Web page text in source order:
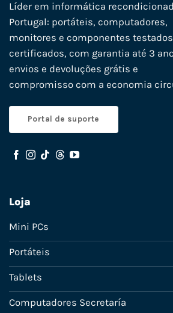
Líder em informática
Portugal: portáteis, computadores,
monitores e componentes
certificados, com garantia até 3
envios e devoluções grátis e
compromisso com a economia
Portal de suporte
Loja
Mini PCs
Portáteis
Tablets
Computadores Secretaría